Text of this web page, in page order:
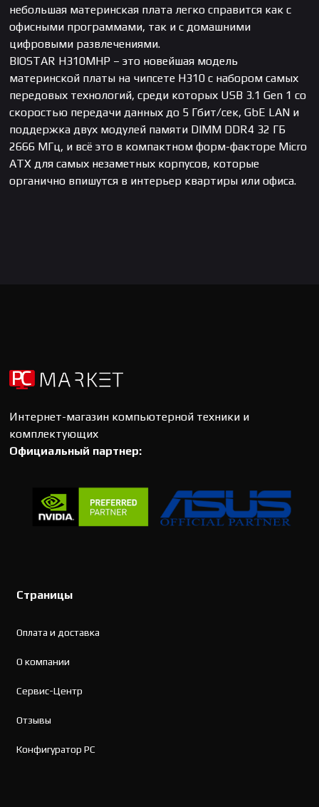
небольшая материнская плата легко справится как с
офисными программами, так и с домашними
цифровыми развлечениями.
BIOSTAR H310MHP – это новейшая модель
материнской платы на чипсете H310 с набором самых
передовых технологий, среди которых USB 3.1 Gen 1 со
скоростью передачи данных до 5 Гбит/сек, GbE LAN и
поддержка двух модулей памяти DIMM DDR4 32 ГБ
2666 МГц, и всё это в компактном форм-факторе Micro
ATX для самых незаметных корпусов, которые
органично впишутся в интерьер квартиры или офиса.
Интернет-магазин компьютерной техники и
комплектующих
Официальный партнер:
Страницы
Оплата и доставка
О компании
Сервис-Центр
Отзывы
Конфигуратор PC